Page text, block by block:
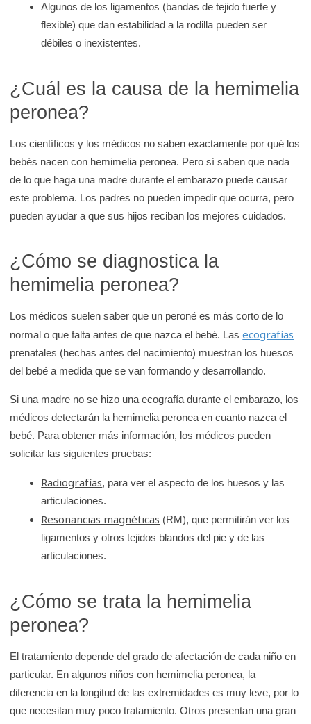
Algunos de los ligamentos (bandas de tejido fuerte y
flexible) que dan estabilidad a la rodilla pueden ser
débiles o inexistentes.
¿Cuál es la causa de la hemimelia
peronea?
Los científicos y los médicos no saben exactamente por qué los
bebés nacen con hemimelia peronea. Pero sí saben que nada
de lo que haga una madre durante el embarazo puede causar
este problema. Los padres no pueden impedir que ocurra, pero
pueden ayudar a que sus hijos reciban los mejores cuidados.
¿Cómo se diagnostica la
hemimelia peronea?
Los médicos suelen saber que un peroné es más corto de lo
normal o que falta antes de que nazca el bebé. Lasecografías
prenatales (hechas antes del nacimiento) muestran los huesos
del bebé a medida que se van formando y desarrollando.
Si una madre no se hizo una ecografía durante el embarazo, los
médicos detectarán la hemimelia peronea en cuanto nazca el
bebé. Para obtener más información, los médicos pueden
solicitar las siguientes pruebas:
Radiografías, para ver el aspecto de los huesos y las
articulaciones.
Resonancias magnéticas (RM), que permitirán ver los
ligamentos y otros tejidos blandos del pie y de las
articulaciones.
¿Cómo se trata la hemimelia
peronea?
El tratamiento depende del grado de afectación de cada niño en
particular. En algunos niños con hemimelia peronea, la
diferencia en la longitud de las extremidades es muy leve, por lo
que necesitan muy poco tratamiento. Otros presentan una gran